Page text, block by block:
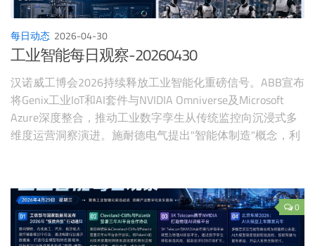
每日动态 2026-04-30
工业智能每日观察-20260430
汉诺威工博会2026持续释放工业智能化重磅信号。ABB宣布
将Genix工业IoT和AI套件与NVIDIA Omniverse及Microsoft
Azure深度整合，推动工业数字孪生从传统监控向沉浸式多
维度运营洞察演进。施耐德电气提出"智能体制造"概念，利
0